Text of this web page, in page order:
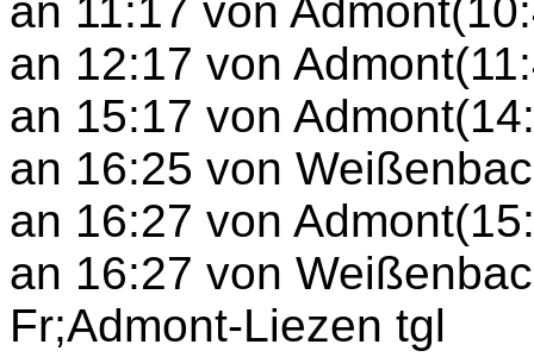
an 11:17 von
an 12:17 von
an 15:17 von
an 16:25 von
an 16:27 von
an 16:27 von
Fr;Admont-Liezen tgl